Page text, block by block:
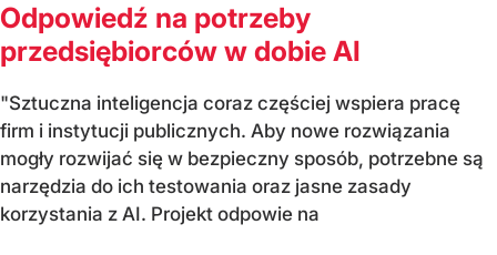
Odpowiedź na potrzeby
przedsiębiorców w dobie AI
"Sztuczna inteligencja coraz częściej wspiera pracę
firm i instytucji publicznych. Aby nowe rozwiązania
mogły rozwijać się w bezpieczny sposób, potrzebne są
narzędzia do ich testowania oraz jasne zasady
korzystania z AI. Projekt odpowie na